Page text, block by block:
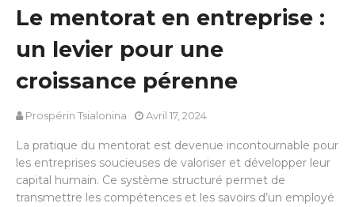
Le mentorat en entreprise :
un levier pour une
croissance pérenne
Prospérin Tsialonina Avril 17, 2024
La pratique du mentorat est devenue incontournable pour
les entreprises soucieuses de valoriser et développer leur
capital humain. Ce système structuré permet de
transmettre les compétences et les savoirs d’un employé